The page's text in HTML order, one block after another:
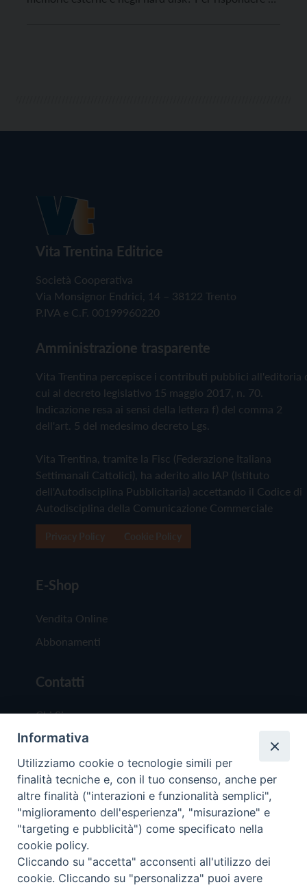
Vita Trentina Editrice
Società Cooperativa
Via Monsignor Endrici, 14 – 38122 Trento
P.IVA e C.F. 00199960220
Amministrazione trasparente
Vita Trentina percepisce i contributi pubblici all'editoria
cui al decreto legislativo 15 maggio 2017, n. 70.
Indicazione resa ai sensi della lettera f) del comma 2
dell'art. 5 del medesimo decreto Lgs.
Vita Trentina, tramite la Fisc (Federazione Italiana
Settimanali Cattolici), ha aderito allo IAP (Istituto
dell'Autodisciplina Pubblicitaria) accettando il Codice di
Autodisciplina della Comunicazione Commerciale
E-Shop
Vendita Online
Abbonamenti
Contatti
Chi Siamo
Redazione
Scrivici
Copyright © 2019 - Tutti i diritti riservati - Vita
Trentina Editrice
Informativa
Utilizziamo cookie o tecnologie simili per
finalità tecniche e, con il tuo consenso, anche per
altre finalità ("interazioni e funzionalità semplici",
"miglioramento dell'esperienza", "misurazione" e
"targeting e pubblicità") come specificato nella
cookie policy.
Cliccando su "accetta" acconsenti all'utilizzo dei
cookie. Cliccando su "personalizza" puoi avere